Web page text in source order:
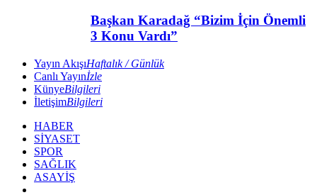
Başkan Karadağ “Bizim İçin Önemli
3 Konu Vardı”
Yayın AkışıHaftalık / Günlük
Canlı Yayınİzle
KünyeBilgileri
İletişimBilgileri
HABER
SİYASET
SPOR
SAĞLIK
ASAYİŞ